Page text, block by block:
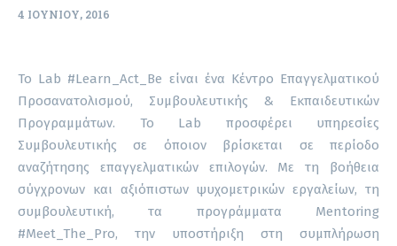
4 ΙΟΥΝΊΟΥ, 2016
To Lab #Learn_Act_Be είναι ένα Κέντρο Επαγγελματικού
Προσανατολισμού, Συμβουλευτικής & Εκπαιδευτικών
Προγραμμάτων. Το Lab προσφέρει υπηρεσίες
Συμβουλευτικής σε όποιον βρίσκεται σε περίοδο
αναζήτησης επαγγελματικών επιλογών. Με τη βοήθεια
σύγχρονων και αξιόπιστων ψυχομετρικών εργαλείων, τη
συμβουλευτική, τα προγράμματα Mentoring
#Meet_The_Pro, την υποστήριξη στη συμπλήρωση